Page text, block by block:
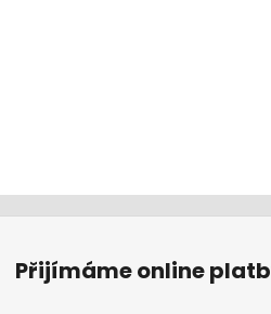
Přijímáme online